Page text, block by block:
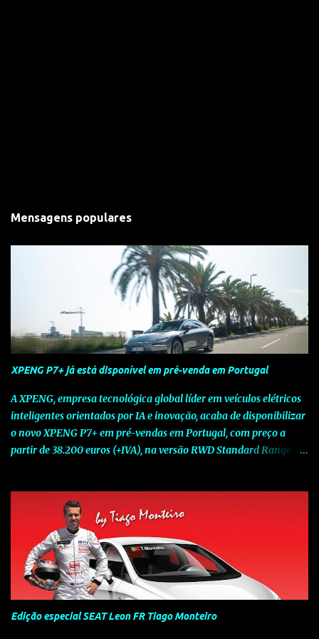
Mensagens populares
XPENG P7+ já está disponível em pré-venda em Portugal
A XPENG, empresa tecnológica global líder em veículos elétricos
inteligentes orientados por IA e inovação, acaba de disponibilizar
o novo XPENG P7+ em pré-vendas em Portugal, com preço a
partir de 38.200 euros (+IVA), na versão RWD Standard Range.
num momento decisivo, em que a indústria automóvel evolui da
mobilidade baseada na potência para a mobilidade baseada na
inteligência. Concebido como um fastback preparado para o
futuro e otimizado por Inteligência Artificial (IA), o novo XPENG
P7+ combina uma arquitetura inteligente avançada, um espaço
de referência no segmento e grande versatilidade para viagens,
respondendo às exigências do quotidiano europeu e refletindo o
compromisso de longo prazo da XPENG com a mobilidade
Edição especial SEAT Leon FR Tiago Monteiro